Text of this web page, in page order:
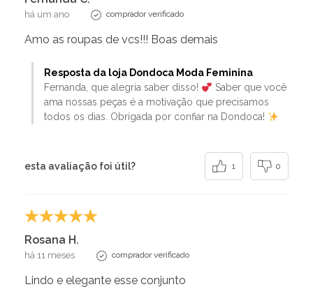
há um ano comprador verificado
Amo as roupas de vcs!!! Boas demais
Resposta da loja Dondoca Moda Feminina
Fernanda, que alegria saber disso!
Saber que você
ama nossas peças é a motivação que precisamos
todos os dias. Obrigada por confiar na Dondoca!
esta avaliação foi útil? 1 0
Rosana H.
há 11 meses comprador verificado
Lindo e elegante esse conjunto